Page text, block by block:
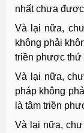
nhất chưa
Và lại nữa,
không phải
triền phược thứ
Và lại nữa,
pháp không
là tâm triền
Và lại nữa, chư